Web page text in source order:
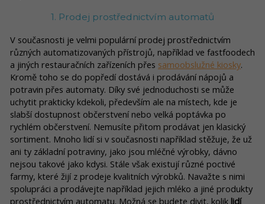
1. Prodej prostřednictvím automatů
V současnosti je velmi populární prodej prostřednictvím
různých automatizovaných přístrojů, například ve fastfoodech
a jiných restauračních zařízeních přes samoobslužné kiosky.
Kromě toho se do popředí dostává i prodávání nápojů a
potravin přes automaty. Díky své jednoduchosti se může
uchytit prakticky kdekoli, především ale na místech, kde je
slabší dostupnost občerstvení nebo velká poptávka po
rychlém občerstvení. Nemusíte přitom prodávat jen klasický
sortiment. Mnoho lidí si v současnosti například stěžuje, že už
ani ty základní potraviny, jako jsou mléčné výrobky, dávno
nejsou takové jako kdysi. Stále však existují různé poctivé
farmy, které žijí z prodeje kvalitních výrobků. Navažte s nimi
spolupráci a prodávejte například jejich mléko a jiné produkty
prostřednictvím automatu. Možná se budete divit, kolik lidí